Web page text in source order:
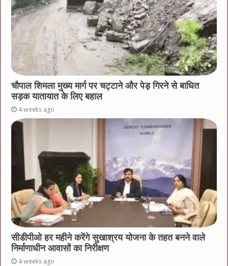
चौपाल शिमला मुख्य मार्ग पर चट्टाने और पेड़ गिरने से बाधित
सड़क यातायात के लिए बहाल
4 weeks ago
सीडीपीओ हर महीने करेंगे सुखाश्रय योजना के तहत बनने वाले
निर्माणाधीन आवासों का निरीक्षण
4 weeks ago